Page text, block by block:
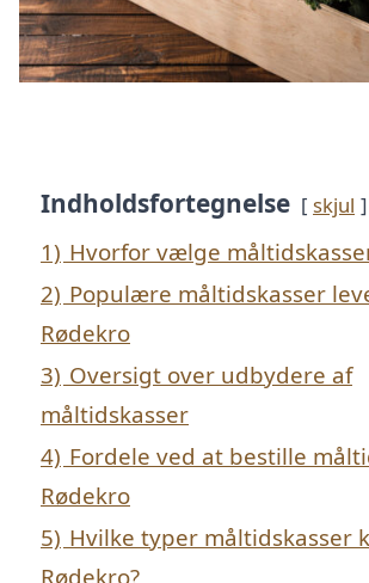
Indholdsfortegnelse skjul
1) Hvorfor vælge
2) Populære måltidskasser
Rødekro
3) Oversigt over udbydere af
måltidskasser
4) Fordele ved at bestille
Rødekro
5) Hvilke typer måltidskasser
Rødekro?